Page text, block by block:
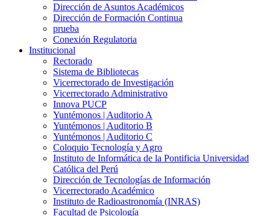
Dirección de Asuntos Académicos
Dirección de Formación Continua
prueba
Conexión Regulatoria
Institucional
Rectorado
Sistema de Bibliotecas
Vicerrectorado de Investigación
Vicerrectorado Administrativo
Innova PUCP
Yuntémonos | Auditorio A
Yuntémonos | Auditorio B
Yuntémonos | Auditorio C
Coloquio Tecnología y Agro
Instituto de Informática de la Pontificia Universidad
Católica del Perú
Dirección de Tecnologías de Información
Vicerrectorado Académico
Instituto de Radioastronomía (INRAS)
Facultad de Psicología